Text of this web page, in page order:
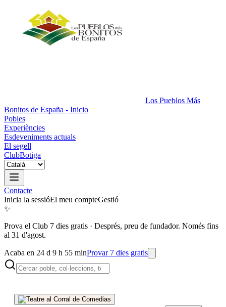
Los Pueblos Más
Bonitos de España - Inicio
Pobles
Experiències
Esdeveniments actuals
El segell
ClubBotiga
Contacte
Inicia la sessióEl meu compteGestió
✨
Prova el Club 7 dies gratis · Després, preu de fundador. Només fins
al 31 d'agost.
Acaba en 24 d 9 h 55 minProvar 7 dies gratis